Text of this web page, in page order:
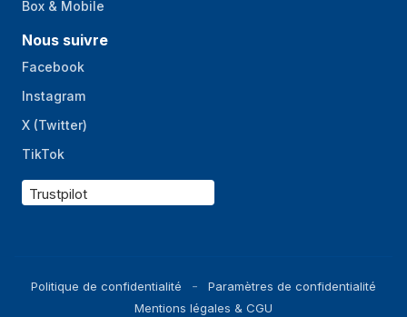
Box & Mobile
Nous suivre
Facebook
Instagram
X (Twitter)
TikTok
Trustpilot
Politique de confidentialité
Paramètres de confidentialité
Mentions légales & CGU